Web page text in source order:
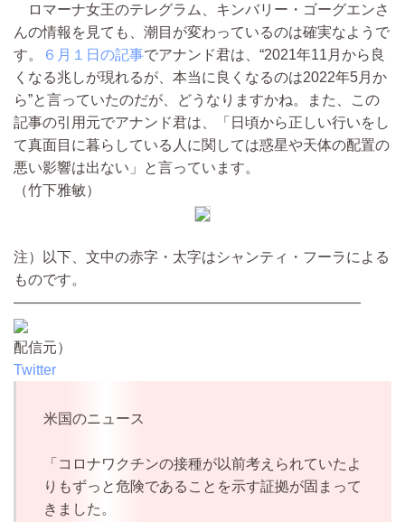
ロマーナ女王のテレグラム、キンバリー・ゴーグエンさ
んの情報を見ても、潮目が変わっているのは確実なようで
す。
６月１日の記事でアナンド君は、“2021年11月から良
くなる兆しが現れるが、本当に良くなるのは2022年5月か
ら”と言っていたのだが、どうなりますかね。また、この
記事の引用元でアナンド君は、「日頃から正しい行いをし
て真面目に暮らしている人に関しては惑星や天体の配置の
悪い影響は出ない」と言っています。
（竹下雅敏）
注）以下、文中の赤字・太字はシャンティ・フーラによる
ものです。
————————————————————————
配信元）
Twitter
米国のニュース
「コロナワクチンの接種が以前考えられていたよ
りもずっと危険であることを示す証拠が固まって
きました。